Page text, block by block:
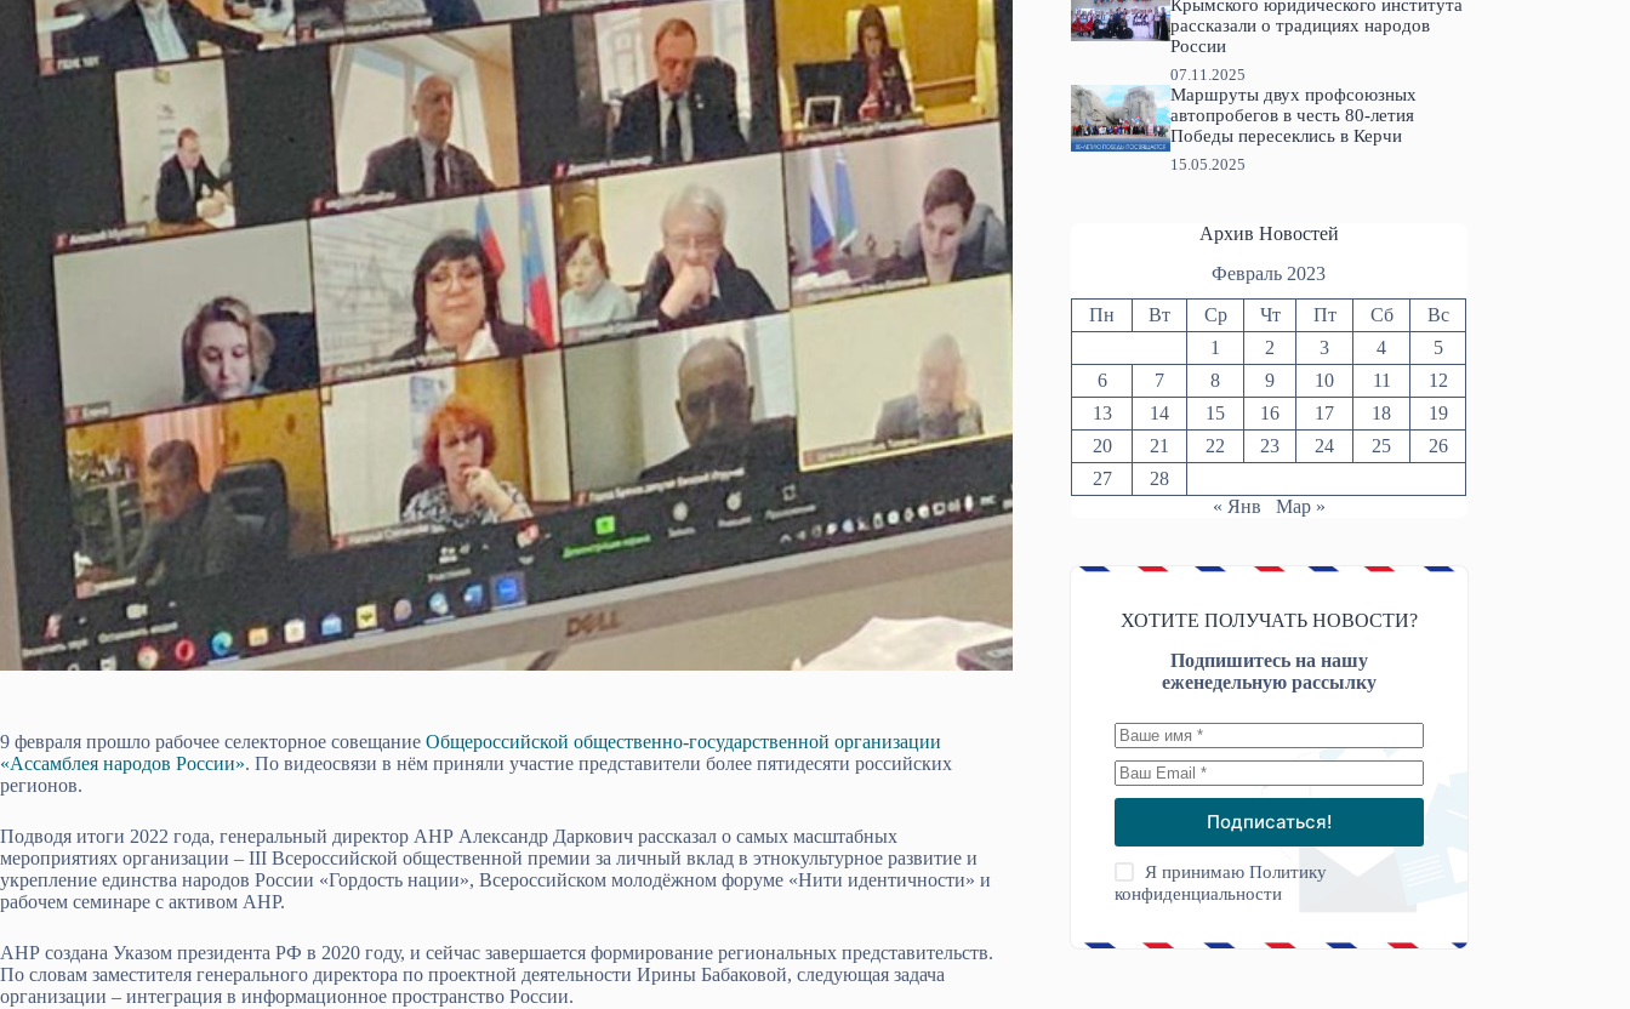
9 февраля прошло рабочее селекторное совещание Общероссийской общественно-государственной организации
«Ассамблея народов России». По видеосвязи в нём приняли участие представители более пятидесяти российских
регионов.
Подводя итоги 2022 года, генеральный директор АНР Александр Даркович рассказал о самых масштабных
мероприятиях организации – III Всероссийской общественной премии за личный вклад в этнокультурное развитие и
укрепление единства народов России «Гордость нации», Всероссийском молодёжном форуме «Нити идентичности» и
рабочем семинаре с активом АНР.
АНР создана Указом президента РФ в 2020 году, и сейчас завершается формирование региональных представительств.
По словам заместителя генерального директора по проектной деятельности Ирины Бабаковой, следующая задача
организации – интеграция в информационное пространство России.
Крымского юридического института
рассказали о традициях народов
России
07.11.2025
Маршруты двух профсоюзных
автопробегов в честь 80-летия
Победы пересеклись в Керчи
15.05.2025
Архив Новостей
Февраль 2023
Пн Вт Ср Чт Пт Сб
Вс
1
2 3 4
5
6
7 8 9 10 11
12
13
14 15 16 17 18
19
20
21 22 23 24 25
26
27
28
« Янв
Мар »
ХОТИТЕ ПОЛУЧАТЬ НОВОСТИ?
Подпишитесь на нашу
еженедельную рассылку
Подписаться!
Я принимаюПолитику
конфиденциальности